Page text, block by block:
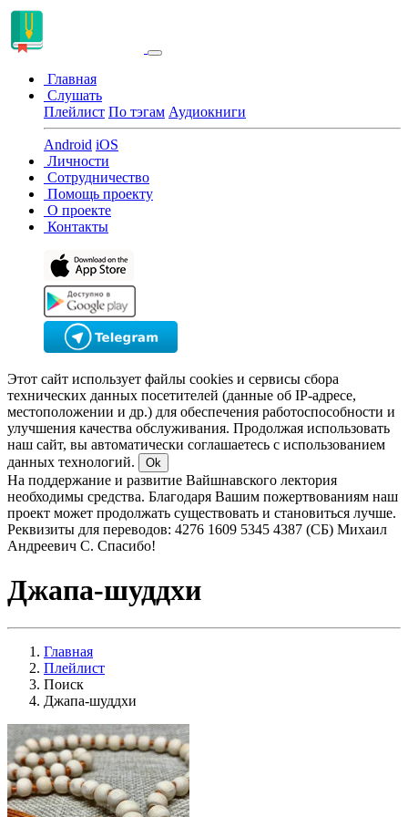
Главная
Слушать
Плейлист По тэгам Аудиокниги
Android iOS
Личности
Сотрудничество
Помощь проекту
О проекте
Контакты
Этот сайт использует файлы cookies и сервисы сбора
технических данных посетителей (данные об IP-адресе,
местоположении и др.) для обеспечения работоспособности и
улучшения качества обслуживания. Продолжая использовать
наш сайт, вы автоматически соглашаетесь с использованием
данных технологий.
Ok
На поддержание и развитие Вайшнавского лектория
необходимы средства. Благодаря Вашим пожертвованиям наш
проект может продолжать существовать и становиться лучше.
Реквизиты для переводов: 4276 1609 5345 4387 (СБ) Михаил
Андреевич С. Спасибо!
Джапа-шуддхи
Главная
Плейлист
Поиск
Джапа-шуддхи